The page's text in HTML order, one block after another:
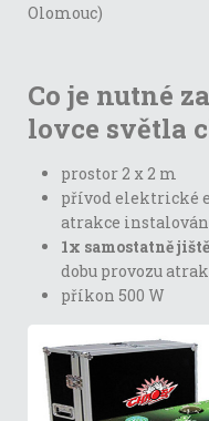
Olomouc)
Co je nutné
lovce světla
prostor 2 x 2 m
přívod elektrické
atrakce
1x samostatně
dobu provozu
příkon 500 W